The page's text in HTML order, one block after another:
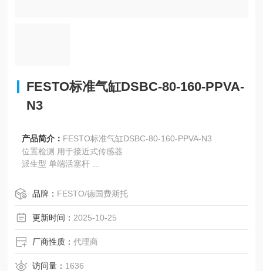
FESTO标准气缸DSBC-80-160-PPVA-
N3
产品简介： FESTO标准气缸DSBC-80-160-PPVA-N3
位置检测 用于接近式传感器
派生型 单端活塞杆
工作介质 压缩空气符合ISO8573-1:2010 [7:4:4]
关于工作和先导介质的说明 可以使用经过润滑的压缩空气
（一旦使用后要求一直使用经过润滑的压缩空气）
耐腐蚀等级 CRC 2
品牌： FESTO/德国费斯托
更新时间： 2025-10-25
厂商性质：代理商
访问量： 1636